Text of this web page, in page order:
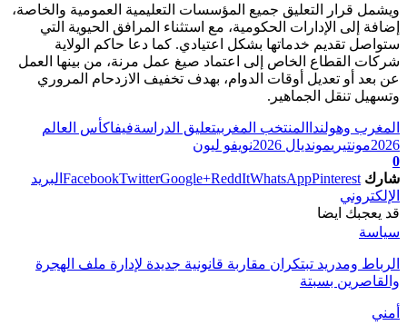
ويشمل قرار التعليق جميع المؤسسات التعليمية العمومية والخاصة،
إضافة إلى الإدارات الحكومية، مع استثناء المرافق الحيوية التي
ستواصل تقديم خدماتها بشكل اعتيادي. كما دعا حاكم الولاية
شركات القطاع الخاص إلى اعتماد صيغ عمل مرنة، من بينها العمل
عن بعد أو تعديل أوقات الدوام، بهدف تخفيف الازدحام المروري
وتسهيل تنقل الجماهير.
المغرب وهولندا المنتخب المغربيتعليق الدراسةفيفاكأس العالم
2026مونتيريمونديال 2026
نويفو ليون
0
شارك
FacebookTwitterGoogle+ReddItWhatsAppPinterest
البريد
الإلكتروني
قد يعجبك ايضا
سياسة
الرباط ومدريد تبتكران مقاربة قانونية جديدة لإدارة ملف الهجرة
والقاصرين بسبتة
أمني